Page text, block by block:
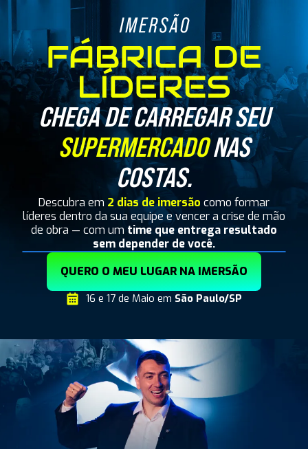
CHEGA DE CARREGAR SEU
SUPERMERCADONAS
COSTAS.
Descubra em 2 dias de imersão como formar
líderes dentro da sua equipe e vencer a crise de mão
de obra — com um time que entrega resultado
sem depender de você.
QUERO O MEU LUGAR NA IMERSÃO
16 e 17 de Maio em São Paulo/SP